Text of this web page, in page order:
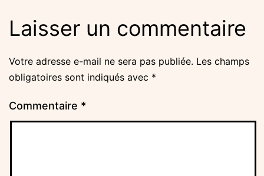
Laisser un commentaire
Votre adresse e-mail ne sera pas publiée. Les champs
obligatoires sont indiqués avec *
Commentaire *